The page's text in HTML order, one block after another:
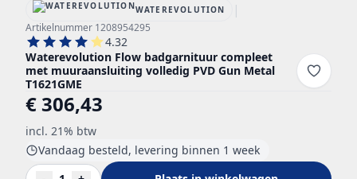
WATEREVOLUTION |
Artikelnummer 1208954295
4.32
Waterevolution Flow badgarnituur compleet
met muuraansluiting volledig PVD Gun Metal
T1621GME
€ 306,43
incl. 21% btw
Vandaag besteld, levering binnen 1 week